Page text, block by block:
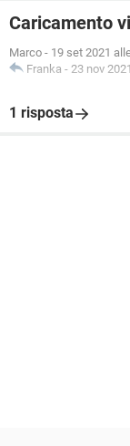
Caricamento
Marco - 19 set 2021
Franka - 23 nov
1 risposta